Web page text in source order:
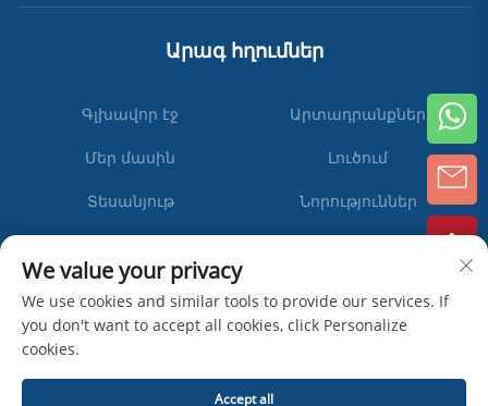
Արագ հղումներ
Գլխավոր էջ Արտադրանքներ
Մեր մասին Լուծում
Տեսանյութ Նորություններ
We value your privacy
We use cookies and similar tools to provide our services. If
you don't want to accept all cookies, click Personalize
cookies.
Accept all